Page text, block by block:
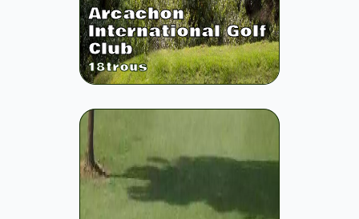
Arcachon
International Golf
Club
18trous